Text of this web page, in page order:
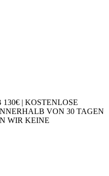
| KOSTENLOSE
VON 30 TAGEN
WIR KEINE